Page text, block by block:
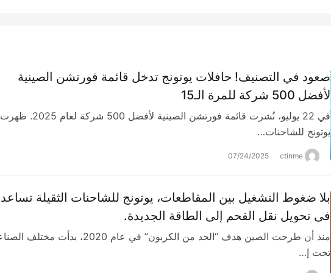
​​صعود في التصنيف! حافلات يوتونج تدخل قائمة فورتشن الصينية
لأفضل 500 شركة للمرة الـ15​​
في 22 يوليو، نُشرت قائمة ​​فورتشن الصينية لأفضل 500 شركة لعام 2025​​. ظهرت
يوتونج للشاحنات…
ctinme
07/24/2025
بلا ضغوط التشغيل بين المقاطعات، يوتونج للشاحنات الثقيلة تساعد
في تحويل نقل الفحم إلى الطاقة الجديدة.
منذ أن طرحت الصين هدف “الحد من الكربون” في عام 2020، بدأت
تحت إ…